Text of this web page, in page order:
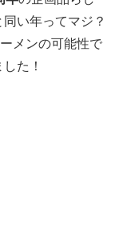
い年ってマジ？
メンの可能性で
た！